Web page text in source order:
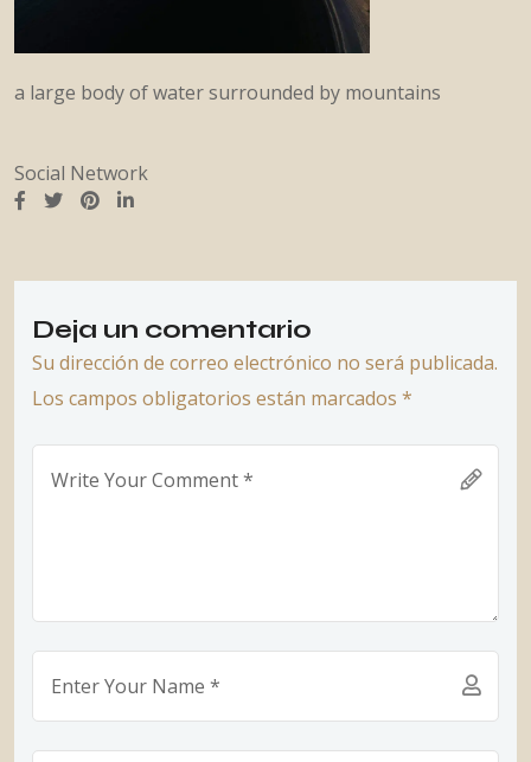
a large body of water surrounded by mountains
Social Network
Deja un comentario
Su dirección de correo electrónico no será publicada.
Los campos obligatorios están marcados *